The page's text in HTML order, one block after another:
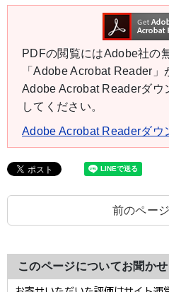
PDFの閲覧にはAdobe社の
「Adobe Acrobat Reader
Adobe Acrobat Readerダウ
してください。
Adobe Acrobat Readerダウ
前のペー
このページについてお聞か